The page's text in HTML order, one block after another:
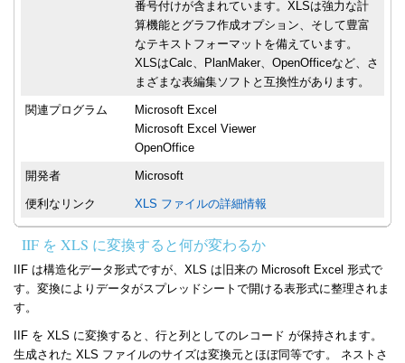
番号付けが含まれています。XLSは強力な計
算機能とグラフ作成オプション、そして豊富
なテキストフォーマットを備えています。
XLSはCalc、PlanMaker、OpenOfficeなど、さ
まざまな表編集ソフトと互換性があります。
関連プログラム
Microsoft Excel
Microsoft Excel Viewer
OpenOffice
開発者 Microsoft
便利なリンク XLS ファイルの詳細情報
IIF を XLS に変換すると何が変わるか
IIF は構造化データ形式ですが、XLS は旧来の Microsoft Excel 形式で
す。変換によりデータがスプレッドシートで開ける表形式に整理されま
す。
IIF を XLS に変換すると、行と列としてのレコード が保持されます。
生成された XLS ファイルのサイズは変換元とほぼ同等です。 ネストさ